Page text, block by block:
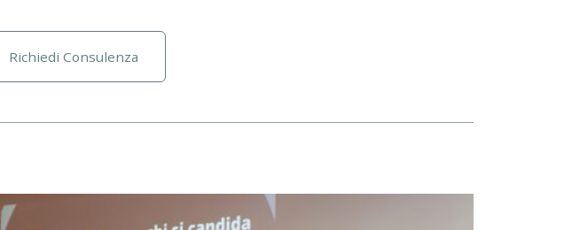
Richiedi Consulenza